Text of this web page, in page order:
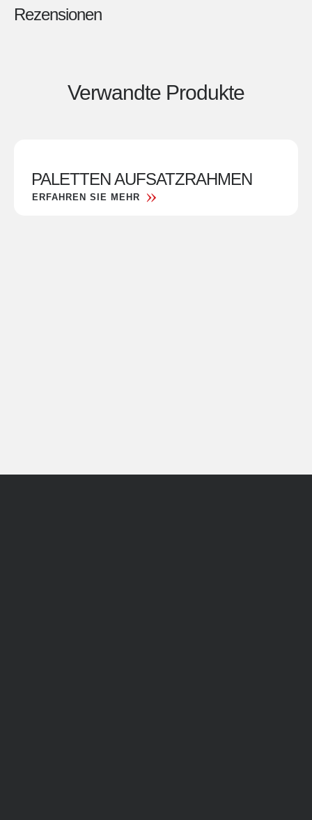
Rezensionen
Verwandte Produkte
PALETTEN AUFSATZRAHMEN
ERFAHREN SIE MEHR